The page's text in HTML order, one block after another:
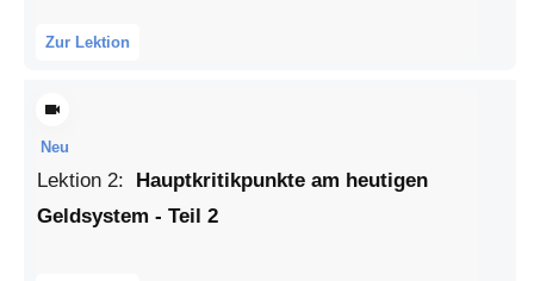
Zur Lektion
Neu
Lektion 2: Hauptkritikpunkte am heutigen
Geldsystem - Teil 2